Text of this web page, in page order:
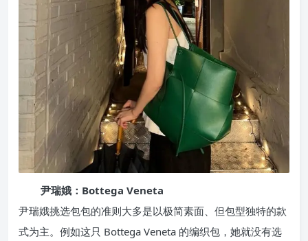
尹瑞娥：Bottega Veneta
尹瑞娥挑选包包的准则大多是以极简素面、但包型独特的款
式为主。例如这只 Bottega Veneta 的编织包，她就没有选